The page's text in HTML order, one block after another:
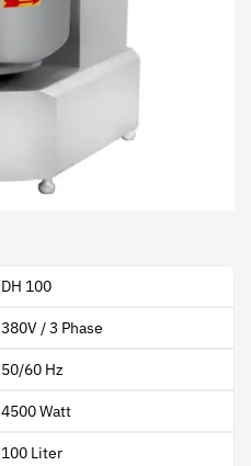
DH 100
380V / 3 Phase
50/60 Hz
4500 Watt
100 Liter